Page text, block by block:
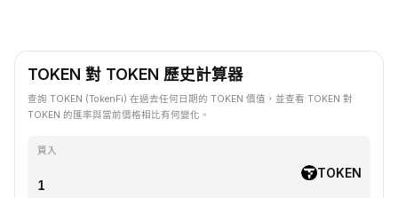
TOKEN 對 TOKEN 歷史計算器
查詢 TOKEN (TokenFi) 在過去任何日期的 TOKEN 價值，並查看 TOKEN 對
TOKEN 的匯率與當前價格相比有何變化。
買入
TOKEN